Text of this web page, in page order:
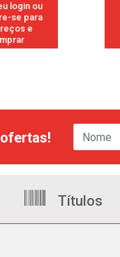
login ou
se para
e
Títulos